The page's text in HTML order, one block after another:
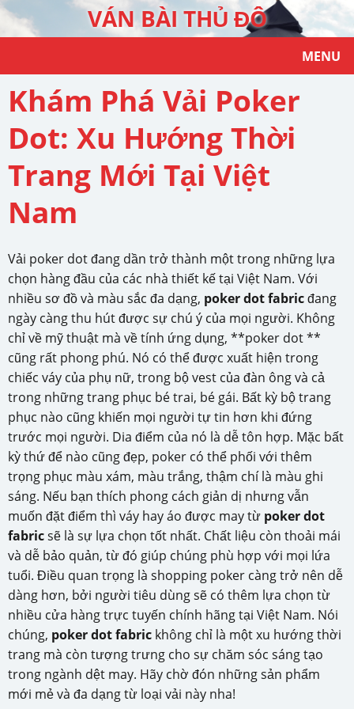
VÁN BÀI THỦ ĐÔ
MENU
Khám Phá Vải Poker
Dot: Xu Hướng Thời
Trang Mới Tại Việt
Nam
Vải poker dot đang dần trở thành một trong những lựa
chọn hàng đầu của các nhà thiết kế tại Việt Nam. Với
nhiều sơ đồ và màu sắc đa dạng, poker dot fabricđang
ngày càng thu hút được sự chú ý của mọi người. Không
chỉ về mỹ thuật mà về tính ứng dụng, **poker dot **
cũng rất phong phú. Nó có thể được xuất hiện trong
chiếc váy của phụ nữ, trong bộ vest của đàn ông và cả
trong những trang phục bé trai, bé gái. Bất kỳ bộ trang
phục nào cũng khiến mọi người tự tin hơn khi đứng
trước mọi người. Dia điểm của nó là dễ tôn hợp. Mặc bất
kỳ thứ để nào cũng đẹp, poker có thể phối với thêm
trọng phục màu xám, màu trắng, thậm chí là màu ghi
sáng. Nếu bạn thích phong cách giản dị nhưng vẫn
muốn đặt điểm thì váy hay áo được may từ poker dot
fabricsẽ là sự lựa chọn tốt nhất. Chất liệu còn thoải mái
và dễ bảo quản, từ đó giúp chúng phù hợp với mọi lứa
tuổi. Điều quan trọng là shopping poker càng trở nên dễ
dàng hơn, bởi người tiêu dùng sẽ có thêm lựa chọn từ
nhiều cửa hàng trực tuyến chính hãng tại Việt Nam. Nói
chúng, poker dot fabric không chỉ là một xu hướng thời
trang mà còn tượng trưng cho sự chăm sóc sáng tạo
trong ngành dệt may. Hãy chờ đón những sản phẩm
mới mẻ và đa dạng từ loại vải này nha!